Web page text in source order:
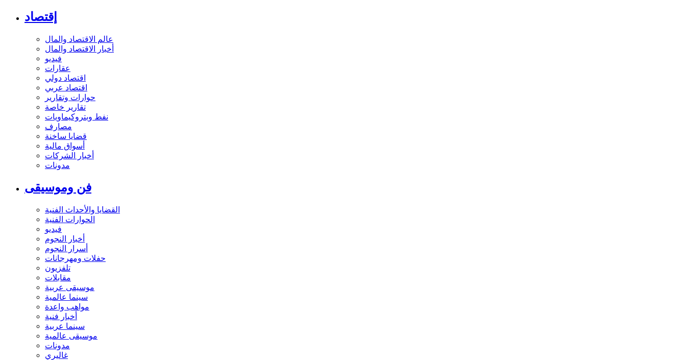
إقتصاد
عالم الاقتصاد والمال
أخبار الاقتصاد والمال
فيديو
عقارات
اقتصاد دولي
اقتصاد عربي
حوارات وتقارير
تقارير خاصة
نفط وبتروكيماويات
مصارف
قضايا ساخنة
أسواق مالية
أخبار الشركات
مدونات
فن وموسيقى
القضايا والأحداث الفنية
الحوارات الفنية
فيديو
أخبار النجوم
أسرار النجوم
حفلات ومهرجانات
تلفزيون
مقابلات
موسيقى عربية
سينما عالمية
مواهب واعدة
أخبار فنية
سينما عربية
موسيقى عالمية
مدونات
غاليري